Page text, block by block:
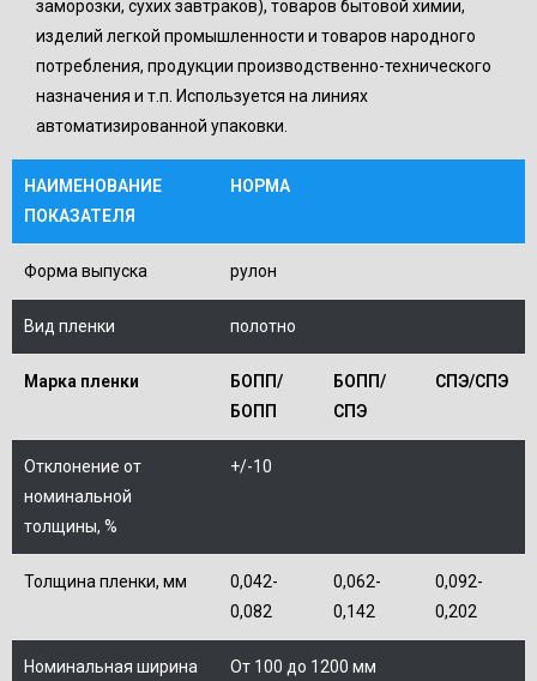
заморозки, сухих завтраков), товаров бытовой химии,
изделий легкой промышленности и товаров народного
потребления, продукции производственно-технического
назначения и т.п. Используется на линиях
автоматизированной упаковки.
НАИМЕНОВАНИЕ
ПОКАЗАТЕЛЯ
НОРМА
Форма выпуска рулон
Вид пленки полотно
Марка пленки
БОПП/
БОПП
БОПП/
СПЭ
СПЭ/СПЭ
Отклонение от
номинальной
толщины, %
+/-10
Толщина пленки, мм
0,042-
0,082
0,062-
0,142
0,092-
0,202
Номинальная ширина
От 100 до 1200 мм